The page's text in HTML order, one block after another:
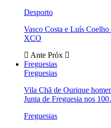
Desporto
Vasco Costa e Luís
XCO
Ante Próx
Freguesias
Freguesias
Vila Chã de Ourique
Junta de Freguesia nos
Freguesias